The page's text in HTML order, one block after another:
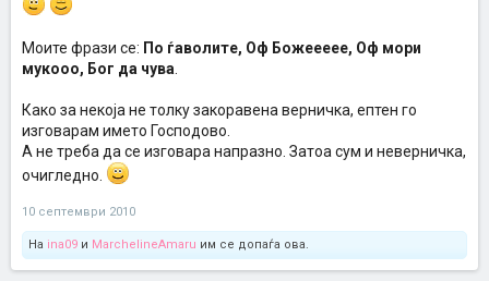
Моите фрази се: По ѓаволите, Оф Божеееее, Оф мори
мукооо, Бог да чува
Како за некоја не толку закоравена верничка, ептен го
изговарам името Господово.
А не треба да се изговара напразно. Затоа сум и неверничка,
очигледно.
10 септември 2010
На ina09 и MarchelineAmaru им се допаѓа ова.